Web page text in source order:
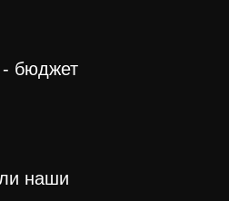
- бюджет
наши